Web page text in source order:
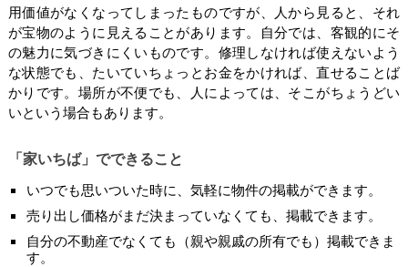
用価値がなくなってしまったものですが、人から見ると、それ
が宝物のように見えることがあります。自分では、客観的にそ
の魅力に気づきにくいものです。修理しなければ使えないよう
な状態でも、たいていちょっとお金をかければ、直せることば
かりです。場所が不便でも、人によっては、そこがちょうどい
いという場合もあります。
「家いちば」でできること
いつでも思いついた時に、気軽に物件の掲載ができます。
売り出し価格がまだ決まっていなくても、掲載できます。
自分の不動産でなくても（親や親戚の所有でも）掲載できま
す。